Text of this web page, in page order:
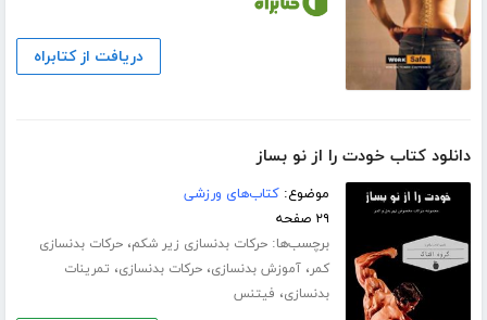
دریافت از کتابراه
دانلود کتاب خودت را از نو بساز
موضوع:کتاب‌های ورزشی
۲۹ صفحه
برچسب‌ها:حرکات بدنسازی زیر شکم،حرکات بدنسازی
کمر،آموزش بدنسازی،حرکات بدنسازی، تمرینات
بدنسازی، فیتنس